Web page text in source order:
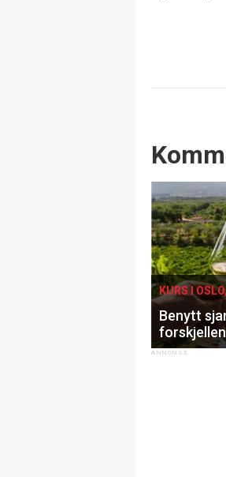
Events
KURS I
Benytt